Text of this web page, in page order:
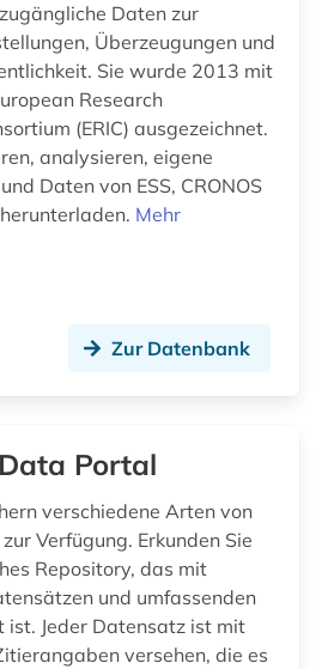
Daten zur
Überzeugungen und
Sie wurde 2013 mit
Research
(ERIC) ausgezeichnet.
analysieren, eigene
Daten von ESS, CRONOS
Mehr
Zur Datenbank
Portal
verschiedene Arten von
Verfügung. Erkunden Sie
Repository, das mit
und umfassenden
Jeder Datensatz ist mit
versehen, die es